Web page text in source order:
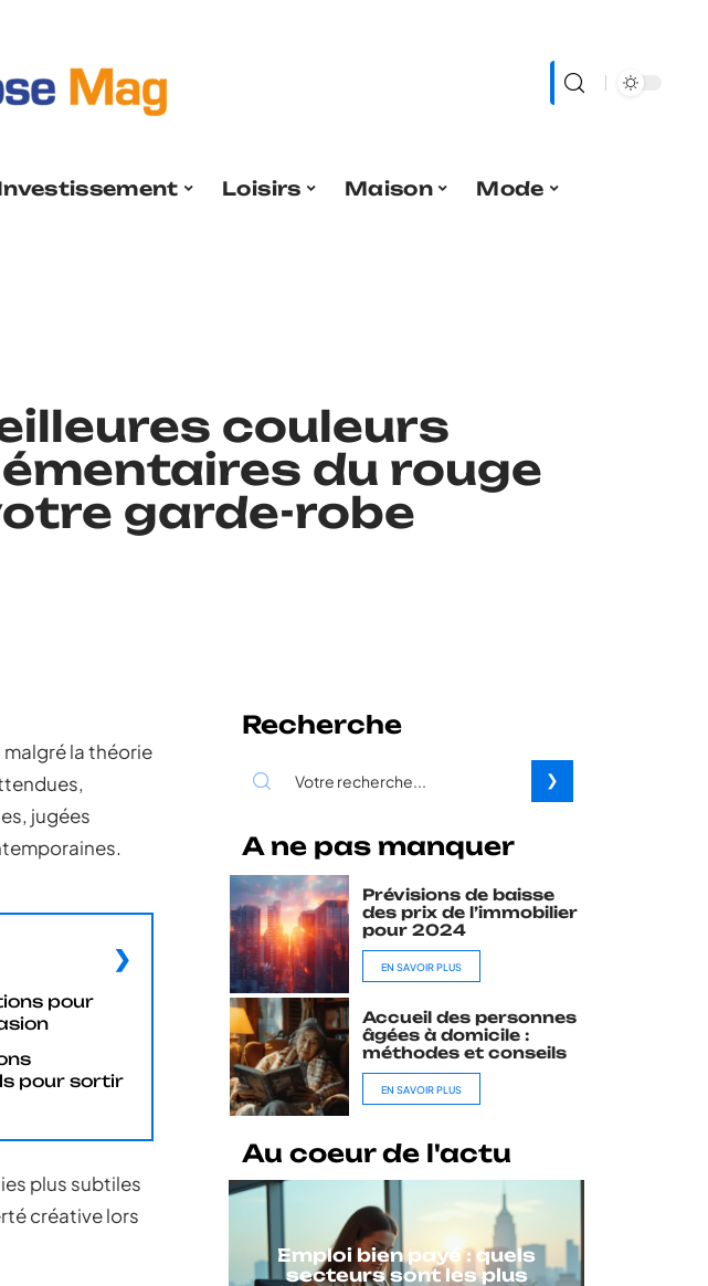
Loisirs Maison
Mode
couleurs
du rouge
garde-robe
la théorie
jugées
pour
pour sortir
plus subtiles
créative lors
Recherche
A ne pas manquer
Prévisions de baisse
des prix de l’immobilier
pour 2024
EN SAVOIR PLUS
Accueil des personnes
âgées à domicile :
méthodes et conseils
EN SAVOIR PLUS
Au coeur de l'actu
Emploi bien payé : quels
secteurs sont les plus